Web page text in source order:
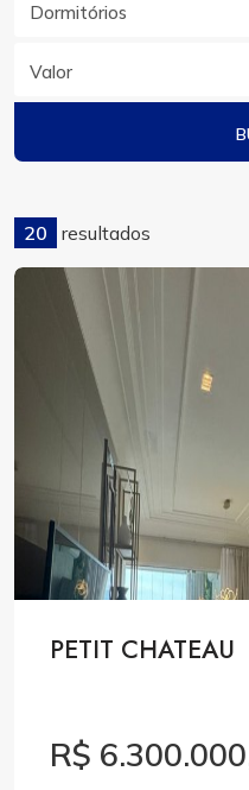
Dormitórios
Valor
20 resultados
PETIT CHATEAU
R$